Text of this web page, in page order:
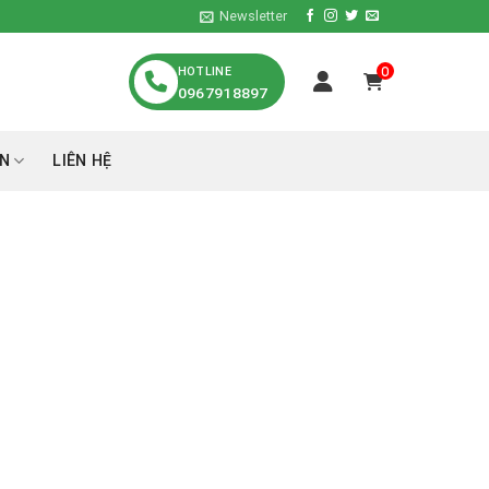
Newsletter
HOTLINE
0967918897
0
LIÊN HỆ